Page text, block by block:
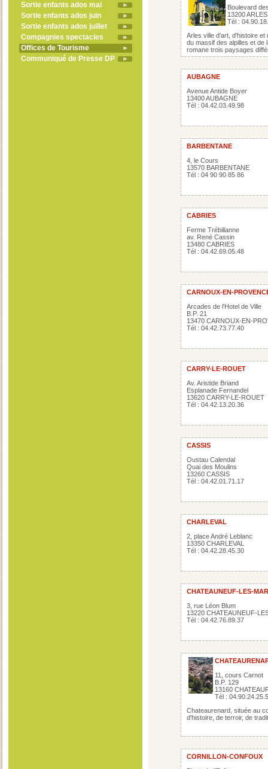
Sortie enfants ados mai
Sortie enfants ados juin
Sortie enfants ados juillet
Compagnies spectacles
Offices de Tourisme
Communiqué de Presse DP
Boulevard
13200 ARLES
Tél :
Arles ville d'art, d'histoire
du massif des alpilles et de
romane trois paysages
AUBAGNE
Avenue Antide Boyer
13400 AUBAGNE
Tél : 04.42.03.49.98
BARBENTANE
4, le Cours
13570 BARBENTANE
Tél : 04 90 90 85 86
CABRIES
Ferme Trébillanne
av. René Cassin
13480 CABRIES
Tél : 04.42.69.05.48
CARNOUX-EN-
Arcades de l'Hotel de Ville
B.P. 21
13470 CARNOUX-EN-
Tél : 04.42.73.77.40
CARRY-LE-ROUET
Av. Aristide Briand
Esplanade Fernandel
13620 CARRY-LE-ROUET
Tél : 04.42.13.20.36
CASSIS
Oustau Calendal
Quai des Moulins
13260 CASSIS
Tél : 04.42.01.71.17
CHARLEVAL
2, place André Leblanc
13350 CHARLEVAL
Tél : 04.42.28.45.30
CHATEAUNEUF-LES-
3, rue Léon Blum
13220 CHATEAUNEUF-
Tél : 04.42.76.89.37
11, cours Carnot
B.P. 129
13160
Tél :
Chateaurenard, située au
d'histoire, de terroir, de
CORNILLON-CONFOUX